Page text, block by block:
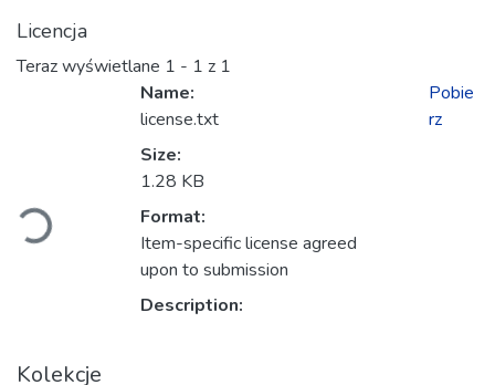
Licencja
Teraz wyświetlane 1 - 1 z 1
Ładowanie...
Name:
license.txt
Size:
1.28 KB
Format:
Item-specific license agreed
upon to submission
Description:
Pobie
rz
Kolekcje